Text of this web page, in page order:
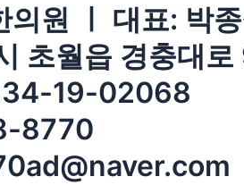
원 ㅣ 대표: 박
초월읍 경충대
19-02068
8770